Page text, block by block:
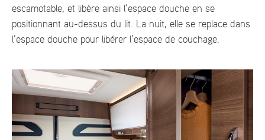
escamotable, et libère ainsi l’espace douche en se
positionnant au-dessus du lit. La nuit, elle se replace dans
l’espace douche pour libérer l’espace de couchage.